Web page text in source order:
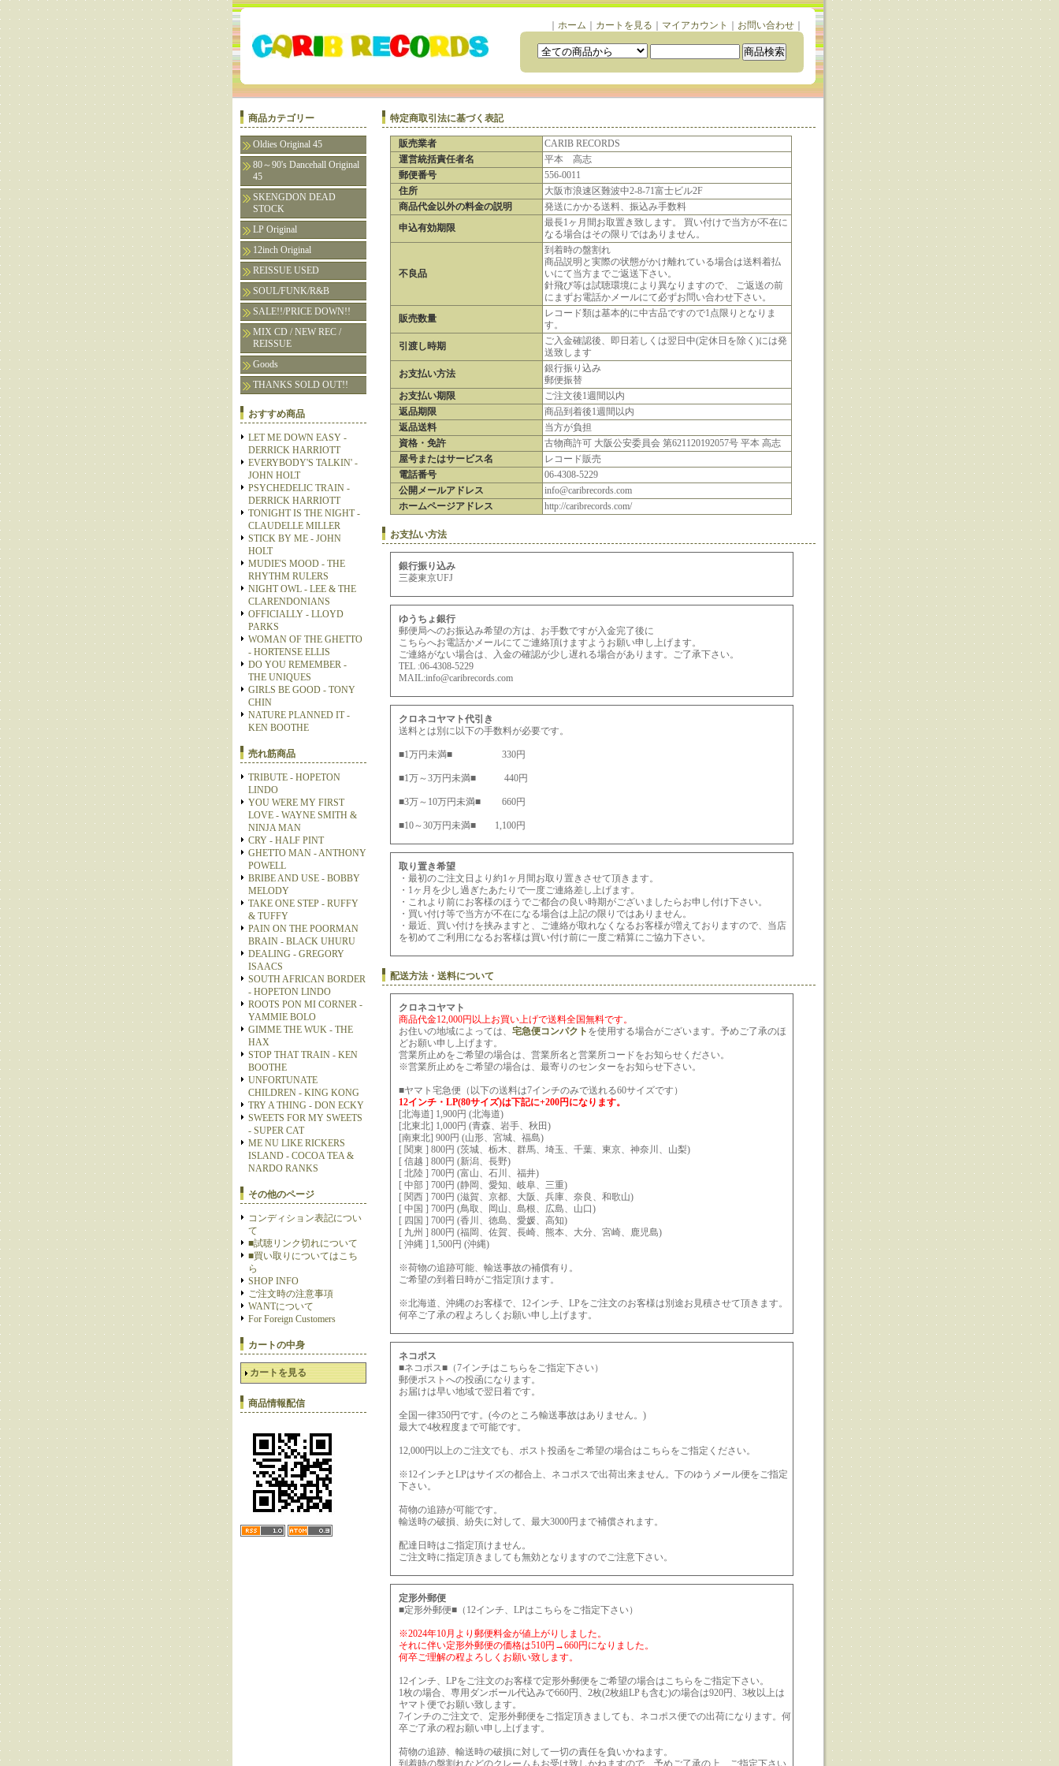
ホーム カートを見る マイアカウント お問い合わせ｜
商品カテゴリー
Oldies Original 45
80～90's Dancehall Original
45
SKENGDON DEAD
STOCK
LP Original
12inch Original
REISSUE USED
SOUL/FUNK/R&B
SALE!!/PRICE DOWN!!
MIX CD / NEW REC /
REISSUE
Goods
THANKS SOLD OUT!!
おすすめ商品
LET ME DOWN EASY -
DERRICK HARRIOTT
EVERYBODY'S TALKIN' -
JOHN HOLT
PSYCHEDELIC TRAIN -
DERRICK HARRIOTT
TONIGHT IS THE NIGHT -
CLAUDELLE MILLER
STICK BY ME - JOHN
HOLT
MUDIE'S MOOD - THE
RHYTHM RULERS
NIGHT OWL - LEE & THE
CLARENDONIANS
OFFICIALLY - LLOYD
PARKS
WOMAN OF THE GHETTO
- HORTENSE ELLIS
DO YOU REMEMBER -
THE UNIQUES
GIRLS BE GOOD - TONY
CHIN
NATURE PLANNED IT -
KEN BOOTHE
売れ筋商品
TRIBUTE - HOPETON
LINDO
YOU WERE MY FIRST
LOVE - WAYNE SMITH &
NINJA MAN
CRY - HALF PINT
GHETTO MAN - ANTHONY
POWELL
BRIBE AND USE - BOBBY
MELODY
TAKE ONE STEP - RUFFY
& TUFFY
PAIN ON THE POORMAN
BRAIN - BLACK UHURU
DEALING - GREGORY
ISAACS
SOUTH AFRICAN BORDER
- HOPETON LINDO
ROOTS PON MI CORNER -
YAMMIE BOLO
GIMME THE WUK - THE
HAX
STOP THAT TRAIN - KEN
BOOTHE
UNFORTUNATE
CHILDREN - KING KONG
TRY A THING - DON ECKY
SWEETS FOR MY SWEETS
- SUPER CAT
ME NU LIKE RICKERS
ISLAND - COCOA TEA &
NARDO RANKS
その他のページ
コンディション表記につい
て
■試聴リンク切れについて
■買い取りについてはこち
ら
SHOP INFO
ご注文時の注意事項
WANTについて
For Foreign Customers
カートの中身
カートを見る
商品情報配信
特定商取引法に基づく表記
販売業者
CARIB RECORDS
運営統括責任者名
平本 高志
郵便番号
556-0011
住所
大阪市浪速区難波中2-8-71富士ビル2F
商品代金以外の料金の説明
発送にかかる送料、振込み手数料
申込有効期限
最長1ヶ月間お取置き致します。 買い付けで当方が不在に
なる場合はその限りではありません。
不良品
到着時の盤割れ
商品説明と実際の状態がかけ離れている場合は送料着払
いにて当方までご返送下さい。
針飛び等は試聴環境により異なりますので、 ご返送の前
にまずお電話かメールにて必ずお問い合わせ下さい。
販売数量
レコード類は基本的に中古品ですので1点限りとなりま
す。
引渡し時期
ご入金確認後、即日若しくは翌日中(定休日を除く)には発
送致します
お支払い方法
銀行振り込み
郵便振替
お支払い期限
ご注文後1週間以内
返品期限
商品到着後1週間以内
返品送料
当方が負担
資格・免許
古物商許可 大阪公安委員会 第621120192057号 平本 高志
屋号またはサービス名
レコード販売
電話番号
06-4308-5229
公開メールアドレス
info@caribrecords.com
ホームページアドレス
http://caribrecords.com/
お支払い方法
銀行振り込み
三菱東京UFJ
ゆうちょ銀行
郵便局へのお振込み希望の方は、お手数ですが入金完了後に
こちらへお電話かメールにてご連絡頂けますようお願い申し上げます。
ご連絡がない場合は、入金の確認が少し遅れる場合があります。ご了承下さい。
TEL :06-4308-5229
MAIL:info@caribrecords.com
クロネコヤマト代引き
送料とは別に以下の手数料が必要です。
■1万円未満■ 330円
■1万～3万円未満■ 440円
■3万～10万円未満■ 660円
■10～30万円未満■ 1,100円
取り置き希望
・最初のご注文日より約1ヶ月間お取り置きさせて頂きます。
・1ヶ月を少し過ぎたあたりで一度ご連絡差し上げます。
・これより前にお客様のほうでご都合の良い時期がございましたらお申し付け下さい。
・買い付け等で当方が不在になる場合は上記の限りではありません。
・最近、買い付けを挟みますと、ご連絡が取れなくなるお客様が増えておりますので、当店
を初めてご利用になるお客様は買い付け前に一度ご精算にご協力下さい。
配送方法・送料について
クロネコヤマト
商品代金12,000円以上お買い上げで送料全国無料です。
お住いの地域によっては、 宅急便コンパクト を使用する場合がございます。予めご了承のほ
どお願い申し上げます。
営業所止めをご希望の場合は、営業所名と営業所コードをお知らせください。
※営業所止めをご希望の場合は、最寄りのセンターをお知らせ下さい。
■ヤマト宅急便（以下の送料は7インチのみで送れる60サイズです）
12インチ・LP(80サイズ)は下記に+200円になります。
[北海道] 1,900円 (北海道)
[北東北] 1,000円 (青森、岩手、秋田)
[南東北] 900円 (山形、宮城、福島)
[ 関東 ] 800円 (茨城、栃木、群馬、埼玉、千葉、東京、神奈川、山梨)
[ 信越 ] 800円 (新潟、長野)
[ 北陸 ] 700円 (富山、石川、福井)
[ 中部 ] 700円 (静岡、愛知、岐阜、三重)
[ 関西 ] 700円 (滋賀、京都、大阪、兵庫、奈良、和歌山)
[ 中国 ] 700円 (鳥取、岡山、島根、広島、山口)
[ 四国 ] 700円 (香川、徳島、愛媛、高知)
[ 九州 ] 800円 (福岡、佐賀、長崎、熊本、大分、宮崎、鹿児島)
[ 沖縄 ] 1,500円 (沖縄)
※荷物の追跡可能、輸送事故の補償有り。
ご希望の到着日時がご指定頂けます。
※北海道、沖縄のお客様で、12インチ、LPをご注文のお客様は別途お見積させて頂きます。
何卒ご了承の程よろしくお願い申し上げます。
ネコポス
■ネコポス■（7インチはこちらをご指定下さい）
郵便ポストへの投函になります。
お届けは早い地域で翌日着です。
全国一律350円です。(今のところ輸送事故はありません。)
最大で4枚程度まで可能です。
12,000円以上のご注文でも、ポスト投函をご希望の場合はこちらをご指定ください。
※12インチとLPはサイズの都合上、ネコポスで出荷出来ません。下のゆうメール便をご指定
下さい。
荷物の追跡が可能です。
輸送時の破損、紛失に対して、最大3000円まで補償されます。
配達日時はご指定頂けません。
ご注文時に指定頂きましても無効となりますのでご注意下さい。
定形外郵便
■定形外郵便■（12インチ、LPはこちらをご指定下さい）
※2024年10月より郵便料金が値上がりしました。
それに伴い定形外郵便の価格は510円→660円になりました。
何卒ご理解の程よろしくお願い致します。
12インチ、LPをご注文のお客様で定形外郵便をご希望の場合はこちらをご指定下さい。
1枚の場合、専用ダンボール代込みで660円、2枚(2枚組LPも含む)の場合は920円、3枚以上は
ヤマト便でお願い致します。
7インチのご注文で、定形外郵便をご指定頂きましても、ネコポス便での出荷になります。何
卒ご了承の程お願い申し上げます。
荷物の追跡、輸送時の破損に対して一切の責任を負いかねます。
到着時の盤割れなどのクレームもお受け致しかねますので、予めご了承の上、ご指定下さい